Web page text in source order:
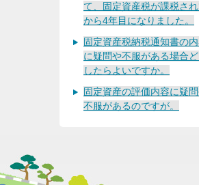
て、固定資産税が課税さ
から4年目になりました。
固定資産税納税通知書の
に疑問や不服がある場合ど
したらよいですか。
固定資産の評価内容に疑
不服があるのですが。